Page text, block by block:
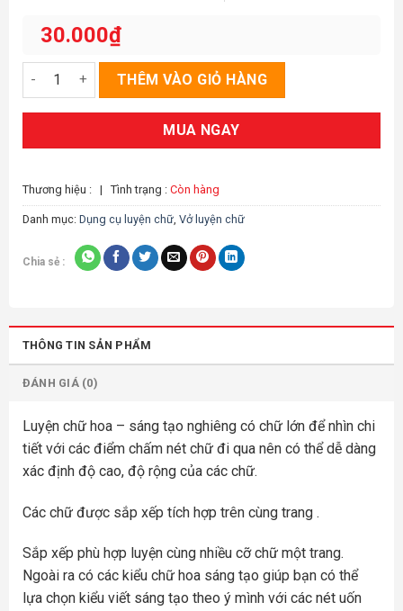
xếp
hạng
sao
30.000₫
Vở mẫu chữ hoa - sáng tạo số lượng
THÊM VÀO GIỎ HÀNG
MUA NGAY
Thương hiệu : | Tình trạng : Còn hàng
Danh mục: Dụng cụ luyện chữ, Vở luyện chữ
Chia sẻ :
THÔNG TIN SẢN PHẨM
ĐÁNH GIÁ (0)
Luyện chữ hoa – sáng tạo nghiêng có chữ lớn để nhìn chi
tiết với các điểm chấm nét chữ đi qua nên có thể dễ dàng
xác định độ cao, độ rộng của các chữ.
Các chữ được sắp xếp tích hợp trên cùng trang .
Sắp xếp phù hợp luyện cùng nhiều cỡ chữ một trang.
Ngoài ra có các kiểu chữ hoa sáng tạo giúp bạn có thể
lựa chọn kiểu viết sáng tạo theo ý mình với các nét uốn